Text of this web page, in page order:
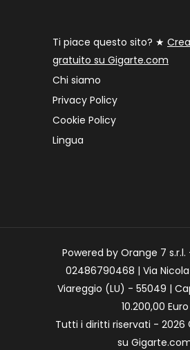
Ti piace questo sito? ★
gratuito su Gigarte.com
Chi siamo
Privacy Policy
Cookie Policy
Lingua
Powered by Orange 7 s.r.l.
02486790468 | Via Nicola
Viareggio (LU) - 55049 |
10.200,00 Euro
Tutti i diritti riservati -
su